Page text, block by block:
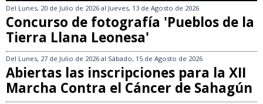
Del Lunes, 20 de Julio de 2026 al Jueves, 13 de Agosto de 2026
Concurso de fotografía 'Pueblos de la
Tierra Llana Leonesa'
Del Lunes, 27 de Julio de 2026 al Sábado, 15 de Agosto de 2026
Abiertas las inscripciones para la XII
Marcha Contra el Cáncer de Sahagún